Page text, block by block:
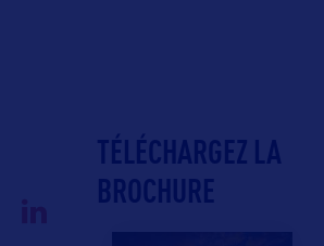
TÉLÉCHARGEZ LA
BROCHURE